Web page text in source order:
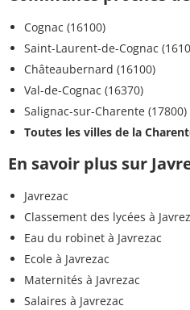
Cognac (16100)
Saint-Laurent-de-Cognac
Châteaubernard (16100)
Val-de-Cognac (16370)
Salignac-sur-Charente (17800)
Toutes les villes de la
En savoir plus sur
Javrezac
Classement des lycées à
Eau du robinet à Javrezac
Ecole à Javrezac
Maternités à Javrezac
Salaires à Javrezac